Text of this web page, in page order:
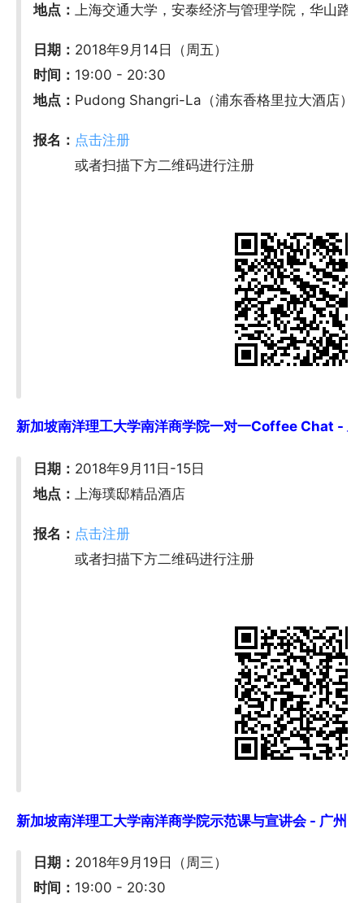
地点：
上海交通大学，安泰经济与管理学院，华山路
日期： 2018年9月14日（周五）
时间： 19:00 - 20:30
地点： Pudong Shangri-La（浦东香格里拉大酒店）
报名： 点击注册
或者扫描下方二维码进行注册
新加坡南洋理工大学南洋商学院一对一Coffee Chat -
日期： 2018年9月11日-15日
地点：上海璞邸精品酒店
报名： 点击注册
或者扫描下方二维码进行注册
新加坡南洋理工大学南洋商学院示范课与宣讲会 - 广州
日期： 2018年9月19日（周三）
时间： 19:00 - 20:30